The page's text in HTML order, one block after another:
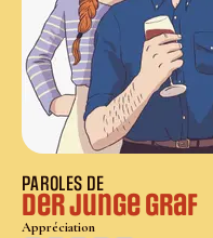
PAROLES DE
Der Junge Graf
Appréciation